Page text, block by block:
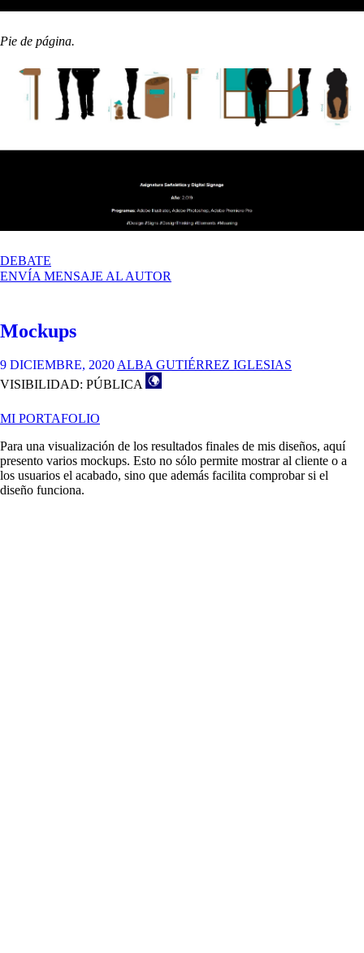
Pie de página.
DEBATE
MI
ENVÍA MENSAJE AL AUTOR
Mockups
9 DICIEMBRE, 2020ALBA GUTIÉRREZ IGLESIAS
VISIBILIDAD: PÚBLICA
MI PORTAFOLIO
Para una visualización de los resultados finales de mis diseños, aquí
presento varios mockups. Esto no sólo permite mostrar al cliente o a
los usuarios el acabado, sino que además facilita comprobar si el
diseño funciona.